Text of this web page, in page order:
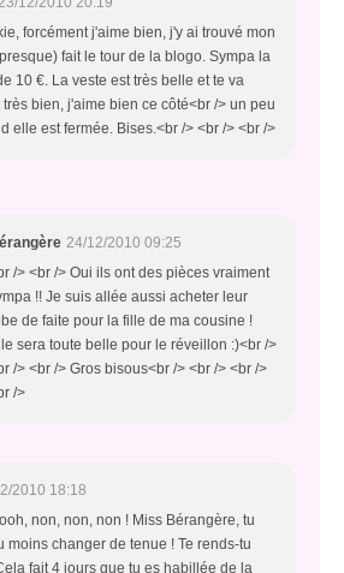
forcément j'aime bien, j'y ai trouvé mon
fait le tour de la blogo. Sympa la
10 €. La veste est très belle et te va
bien, j'aime bien ce côté<br /> un peu
elle est fermée. Bises.<br /> <br /> <br />
24/12/2010 09:25
/> <br /> Oui ils ont des pièces vraiment
!! Je suis allée aussi acheter leur
de faite pour la fille de ma cousine !
sera toute belle pour le réveillon :)<br />
/> <br /> Gros bisous<br /> <br /> <br />
/>
2010 18:18
non, non, non ! Miss Bérangère, tu
moins changer de tenue ! Te rends-tu
fait 4 jours que tu es habillée de la